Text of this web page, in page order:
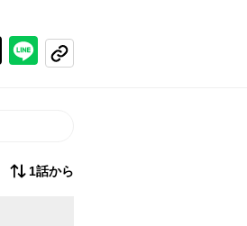
Xで投稿するラインでシェアする
コピーする
1話から